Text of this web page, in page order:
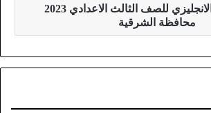
حل امتحان الانجليزي للصف الثالث الاعدادي 2023
محافظة الشرقية